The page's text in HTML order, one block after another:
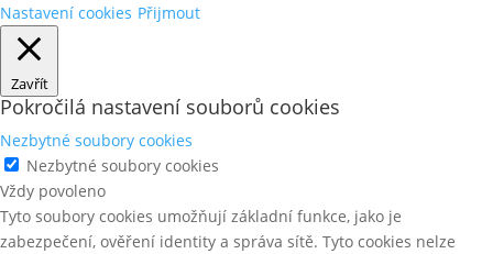
Nastavení cookies Přijmout
Zavřít
Pokročilá nastavení souborů cookies
Nezbytné soubory cookies
Nezbytné soubory cookies
Vždy povoleno
Tyto soubory cookies umožňují základní funkce, jako je
zabezpečení, ověření identity a správa sítě. Tyto cookies nelze